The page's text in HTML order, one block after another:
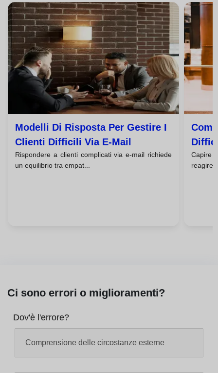
Modelli Di Risposta Per Gestire I
Clienti Difficili Via E-Mail
Rispondere a clienti complicati via e-mail richiede
un equilibrio tra empat...
Capire
reagire,
Ci sono errori o miglioramenti?
Dov'è l'errore?